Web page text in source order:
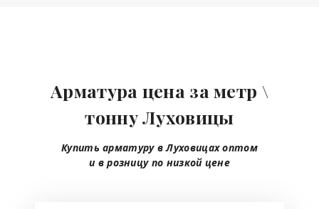
Арматура цена за метр \
тонну Луховицы
Купить арматуру в Луховицахоптом
и в розницу по низкой цене